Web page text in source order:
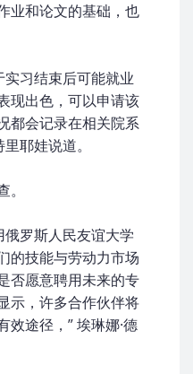
业和论文的基础，也
习结束后可能就业
现出色，可以申请该
都会记录在相关院系
耶娃说道。
罗斯人民友谊大学
的技能与劳动力市场
否愿意聘用未来的专
示，许多合作伙伴将
效途径，” 埃琳娜·德